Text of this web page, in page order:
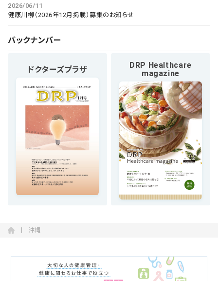
2026/06/11
健康川柳（2026年12月掲載）募集のお知らせ
バックナンバー
ドクターズプラザ
DRP Healthcare
magazine
沖縄